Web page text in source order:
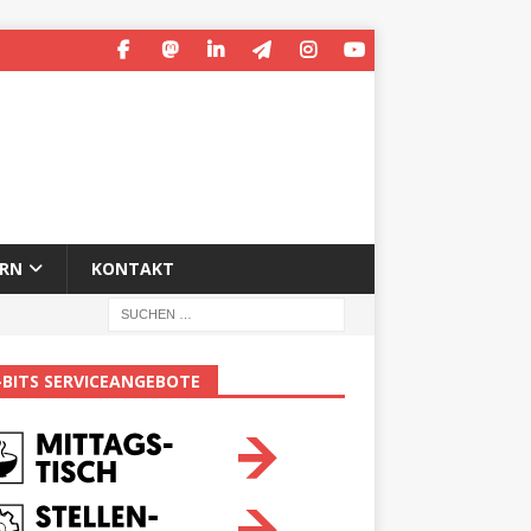
KONTAKT
SERVICEANGEBOTE